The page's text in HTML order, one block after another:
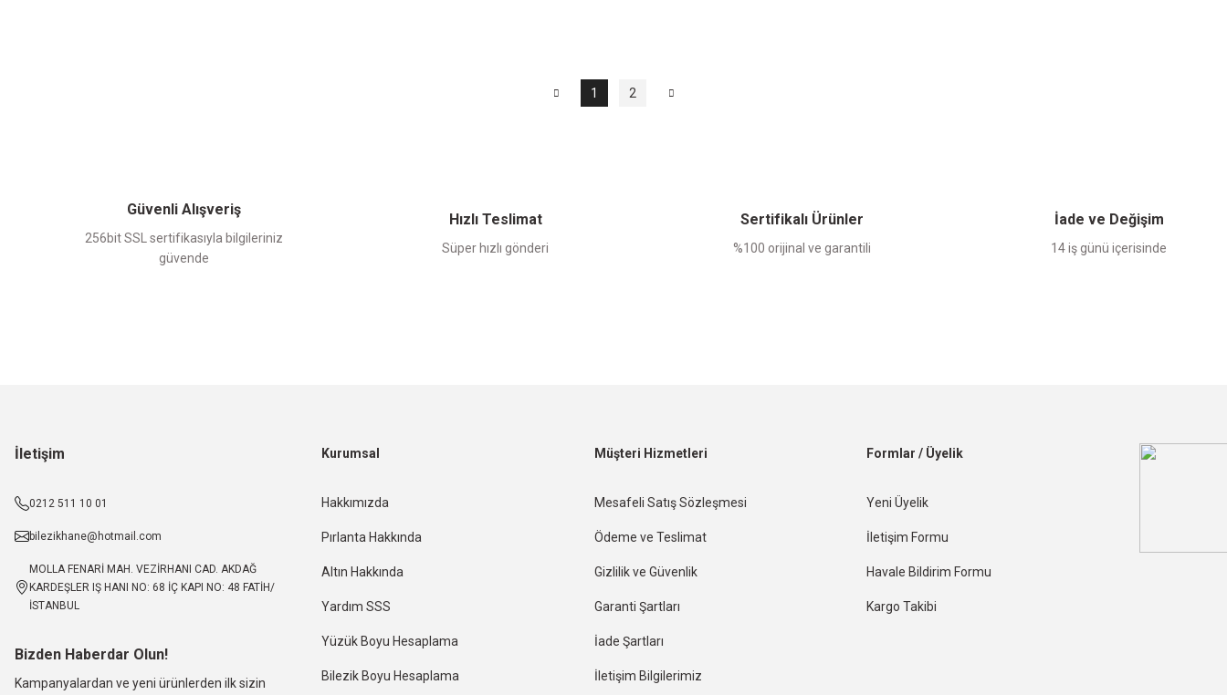
1 2
Güvenli Alışveriş
256bit SSL sertifikasıyla bilgileriniz
güvende
Hızlı Teslimat
Süper hızlı gönderi
Sertifikalı Ürünler
%100 orijinal ve garantili
İade ve Değişim
14 iş günü içerisinde
İletişim
0212 511 10 01
bilezikhane@hotmail.com
MOLLA FENARİ MAH. VEZİRHANI CAD. AKDAĞ
KARDEŞLER IŞ HANI NO: 68 İÇ KAPI NO: 48 FATİH/
İSTANBUL
Bizden Haberdar Olun!
Kampanyalardan ve yeni ürünlerden ilk sizin
Kurumsal
Hakkımızda
Pırlanta Hakkında
Altın Hakkında
Yardım SSS
Yüzük Boyu Hesaplama
Bilezik Boyu Hesaplama
Müşteri Hizmetleri
Mesafeli Satış Sözleşmesi
Ödeme ve Teslimat
Gizlilik ve Güvenlik
Garanti Şartları
İade Şartları
İletişim Bilgilerimiz
Formlar / Üyelik
Yeni Üyelik
İletişim Formu
Havale Bildirim Formu
Kargo Takibi